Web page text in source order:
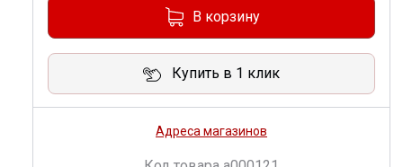
В корзину
Купить в 1 клик
Адреса магазинов